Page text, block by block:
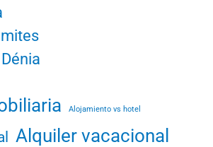
Alojamiento vs hotel
Alquiler vacacional